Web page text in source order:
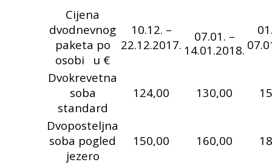
Cijena
dvodnevnog
paketa po
osobi u €
10.12. –
22.12.2017.
07.01. –
14.01.2018.
Dvokrevetna
soba
standard
124,00 130,00
Dvoposteljna
soba pogled
jezero
150,00 160,00